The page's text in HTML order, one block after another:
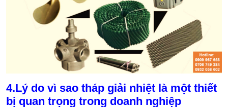
4.Lý do vì sao tháp giải nhiệt là một thiết
bị quan trọng trong doanh nghiệp